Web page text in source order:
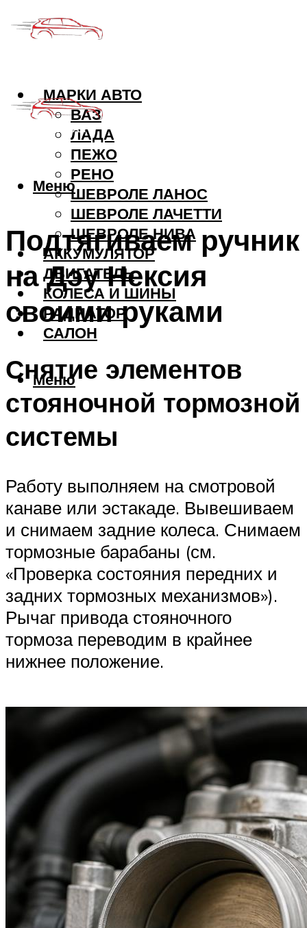
МАРКИ АВТО
ВАЗ
ЛАДА
ПЕЖО
РЕНО
ШЕВРОЛЕ ЛАНОС
ШЕВРОЛЕ ЛАЧЕТТИ
ШЕВРОЛЕ НИВА
АККУМУЛЯТОР
ДВИГАТЕЛЬ
КОЛЕСА И ШИНЫ
РАДИАТОР
САЛОН
Меню
Меню
Подтягиваем ручник
на Дэу Нексия
своими руками
Снятие элементов
стояночной тормозной
системы
Работу выполняем на смотровой
канаве или эстакаде. Вывешиваем
и снимаем задние колеса. Снимаем
тормозные барабаны (см.
«Проверка состояния передних и
задних тормозных механизмов»).
Рычаг привода стояночного
тормоза переводим в крайнее
нижнее положение.